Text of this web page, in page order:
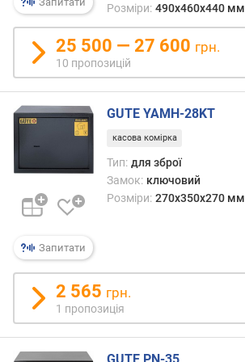
з
а
г
к
а
и
а
д
а
т
о
ю
д
механіка
ключ
76 л
76 л
ключ
76 л
ключ
механіка
механіка
87 л
ключ
87 л
ключ
код
Розміри: 490x460x440 мм
25 500 — 27 600 грн.
10 пропозицій
Запитати
GUTE YAMH-28KT
касова комірка
Тип: для зброї
Замок: ключовий
Розміри: 270x350x270 мм
2 565 грн.
1 пропозиція